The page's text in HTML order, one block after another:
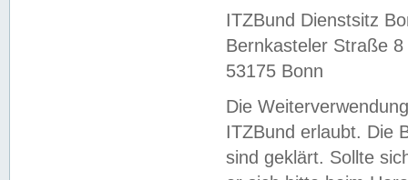
ITZBund Dienstsitz
Bernkasteler Straße 8
53175 Bonn
Die
ITZBund erlaubt. Die
sind geklärt. Sollte